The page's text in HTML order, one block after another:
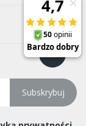
Subskrybuj